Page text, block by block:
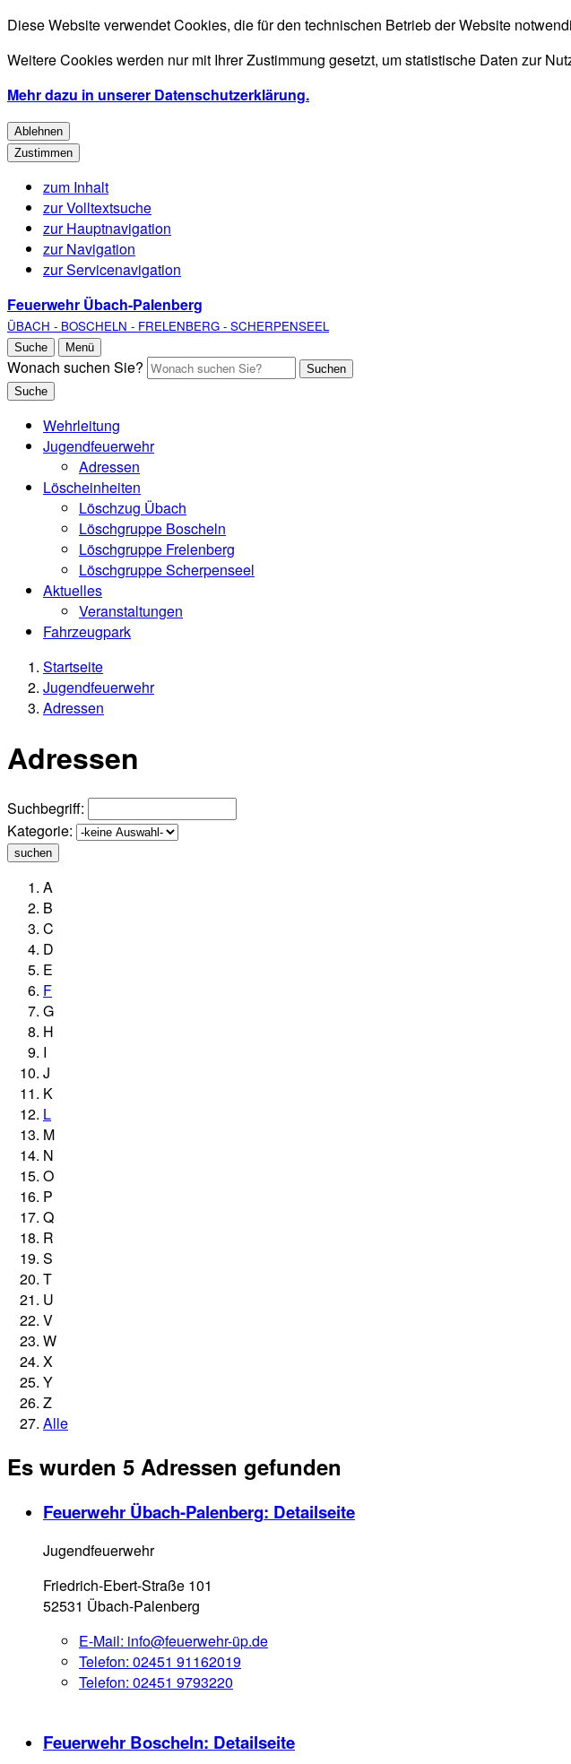
Diese Website verwendet Cookies, die für den technischen Betrieb der Website
Weitere Cookies werden nur mit Ihrer Zustimmung gesetzt, um statistische Daten zur
Mehr dazu in unserer Datenschutzerklärung.
Ablehnen
Zustimmen
zum Inhalt
zur Volltextsuche
zur Hauptnavigation
zur Navigation
zur Servicenavigation
Feuerwehr Übach-Palenberg
ÜBACH - BOSCHELN - FRELENBERG - SCHERPENSEEL
Suche Menü
Wonach suchen Sie?
Suchen
Suche
Wehrleitung
Jugendfeuerwehr
Adressen
Löscheinheiten
Löschzug Übach
Löschgruppe Boscheln
Löschgruppe Frelenberg
Löschgruppe Scherpenseel
Aktuelles
Veranstaltungen
Fahrzeugpark
Startseite
Jugendfeuerwehr
Adressen
Adressen
Suchbegriff:
Kategorie:
suchen
A
B
C
D
E
F
G
H
I
J
K
L
M
N
O
P
Q
R
S
T
U
V
W
X
Y
Z
Alle
Es wurden 5 Adressen gefunden
Feuerwehr Übach-Palenberg: Detailseite
Jugendfeuerwehr
Friedrich-Ebert-Straße 101
52531 Übach-Palenberg
E-Mail: info@feuerwehr-üp.de
Telefon: 02451 91162019
Telefon: 02451 9793220
Feuerwehr Boscheln: Detailseite